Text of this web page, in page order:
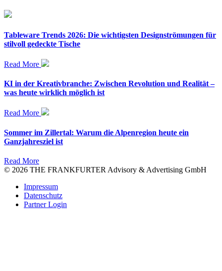
Tableware Trends 2026: Die wichtigsten Designströmungen für
stilvoll gedeckte Tische
Read More
KI in der Kreativbranche: Zwischen Revolution und Realität –
was heute wirklich möglich ist
Read More
Sommer im Zillertal: Warum die Alpenregion heute ein
Ganzjahresziel ist
Read More
© 2026 THE FRANKFURTER Advisory & Advertising GmbH
Impressum
Datenschutz
Partner Login